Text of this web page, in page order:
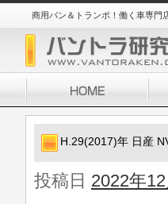
商用バン＆トランポ！働く車専門
H.29(2017)年 日産
投稿日 2022年